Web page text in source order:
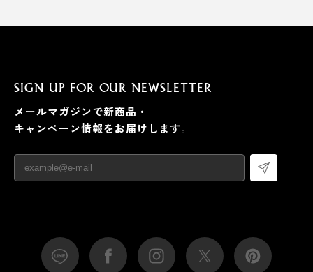
SIGN UP FOR OUR NEWSLETTER
メールマガジンで新商品・
キャンペーン情報をお届けします。